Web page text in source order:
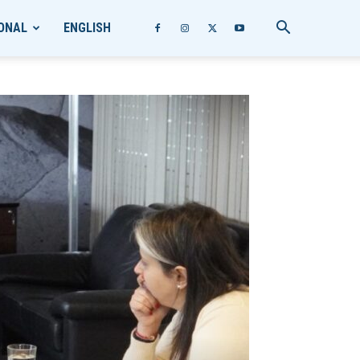
ENGLISH